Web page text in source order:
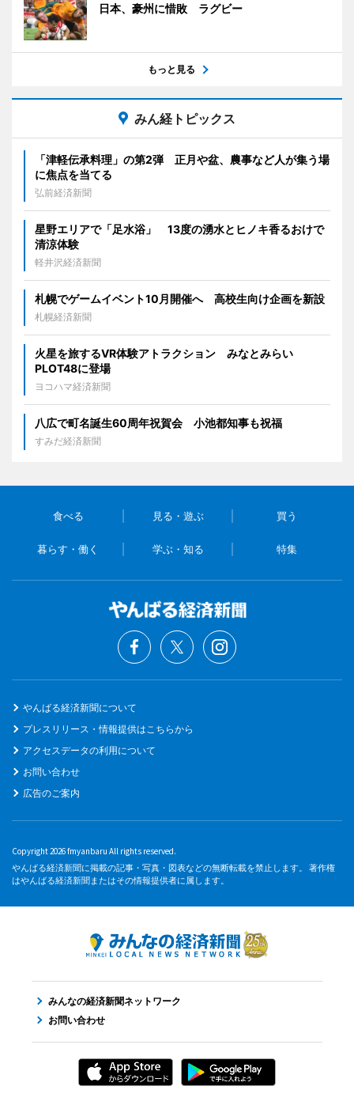
日本、豪州に惜敗 ラグビー
もっと見る
みん経トピックス
「津軽伝承料理」の第2弾 正月や盆、農事など人が集う場
に焦点を当てる
弘前経済新聞
星野エリアで「足水浴」 13度の湧水とヒノキ香るおけで
清涼体験
軽井沢経済新聞
札幌でゲームイベント10月開催へ 高校生向け企画を新設
札幌経済新聞
火星を旅するVR体験アトラクション みなとみらい
PLOT48に登場
ヨコハマ経済新聞
八広で町名誕生60周年祝賀会 小池都知事も祝福
すみだ経済新聞
食べる 見る・遊ぶ 買う
暮らす・働く 学ぶ・知る 特集
やんばる経済新聞について
プレスリリース・情報提供はこちらから
アクセスデータの利用について
お問い合わせ
広告のご案内
Copyright 2026 fmyanbaru All rights reserved.
やんばる経済新聞に掲載の記事・写真・図表などの無断転載を禁止します。 著作権
はやんばる経済新聞またはその情報提供者に属します。
みんなの経済新聞ネットワーク
お問い合わせ